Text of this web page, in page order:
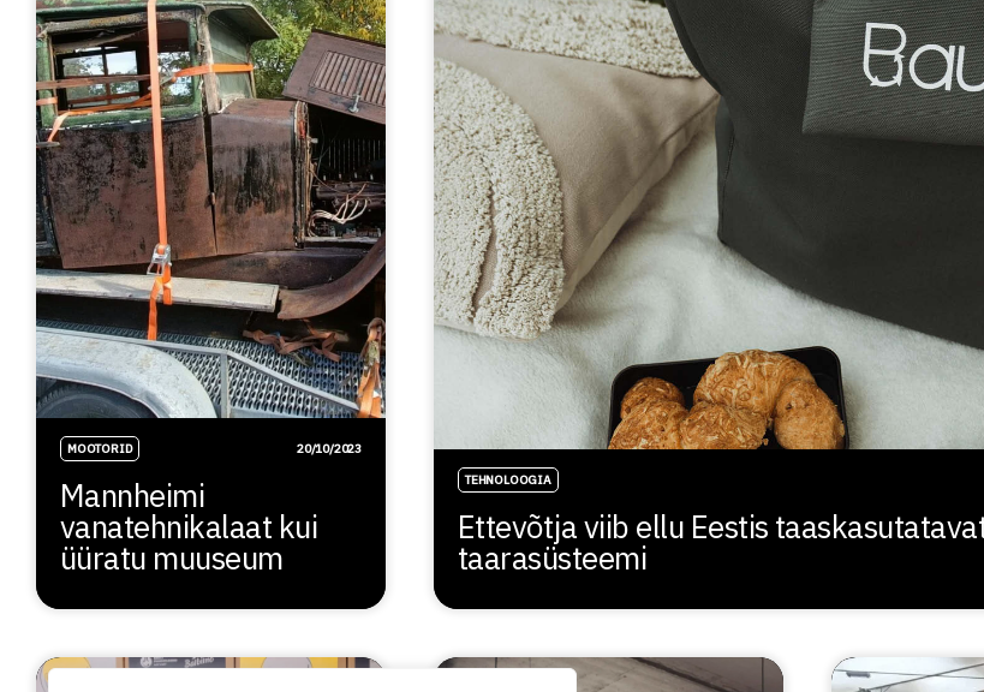
MOOTORID 20/10/2023
Mannheimi
vanatehnikalaat kui
üüratu muuseum
TEHNOLOOGIA
Ettevõtja viib ellu Eestis
taarasüsteemi